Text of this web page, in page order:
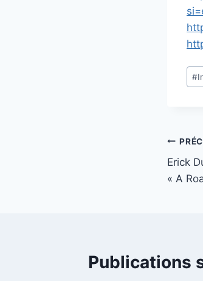
de
#
de
Erick
« A
Publications